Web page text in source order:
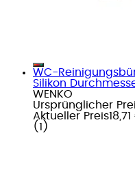
WC-
Silikon
WENKO
Ursprünglicher
Aktueller Preis
( 1 )